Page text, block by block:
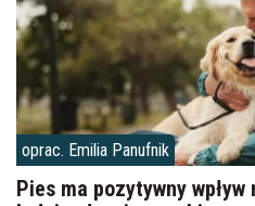
oprac. Emilia Panufnik
Pies ma pozytywny